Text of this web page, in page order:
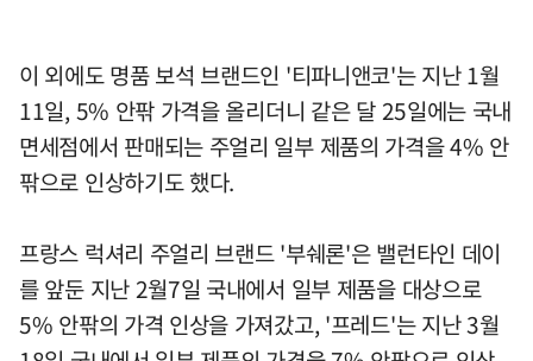
이 외에도 명품 보석 브랜드인 '티파니앤코'는 지난 1월
11일, 5% 안팎 가격을 올리더니 같은 달 25일에는 국내
면세점에서 판매되는 주얼리 일부 제품의 가격을 4% 안
팎으로 인상하기도 했다.
프랑스 럭셔리 주얼리 브랜드 '부쉐론'은 밸런타인 데이
를 앞둔 지난 2월7일 국내에서 일부 제품을 대상으로
5% 안팎의 가격 인상을 가져갔고, '프레드'는 지난 3월